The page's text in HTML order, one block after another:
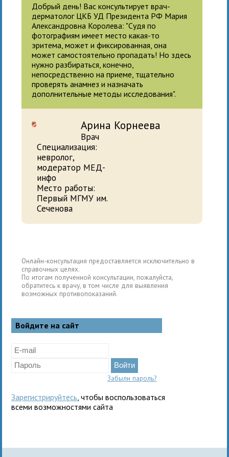
Добрый день! Вас консультирует врач-
дерматолог ЦКБ УД Президента РФ Мария
Александровна Королева: "Судя по
фотографиям имеет место какая-то
эритема, может и фиксированная, она
может самостоятельно пропадать! Но здесь
нужно разбираться, конечно,
непосредственно на приеме, тщательно
проверять анамнез и назначать
дополнительные методы исследования".
Арина Корнеева
Врач
Специализация:
невролог,
модератор МЕД-
инфо
Место работы:
Первый МГМУ им.
Сеченова
Онлайн-консультация предоставляется исключительно в
справочных целях.
По итогам полученной консультации, пожалуйста,
обратитесь к врачу, в том числе для выявления
возможных противопоказаний.
Войдите на сайт
Забыли пароль?
Зарегистрируйтесь , чтобы воспользоваться
всеми возможностями сайта